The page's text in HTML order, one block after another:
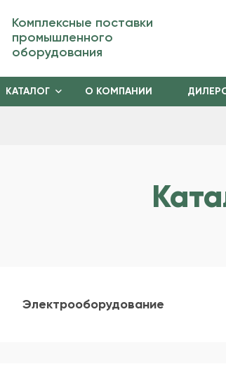
Комплексные поставки
промышленного
оборудования
КАТАЛОГ О КОМПАНИИ
Электрооборудование